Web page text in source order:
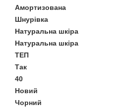
Амортизована
Шнурівка
Натуральна шкіра
Натуральна шкіра
ТЕП
Так
40
Новий
Чорний